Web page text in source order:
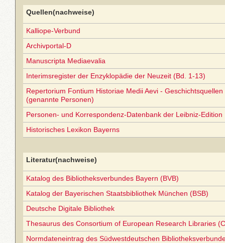
Quellen(nachweise)
Kalliope-Verbund
Archivportal-D
Manuscripta Mediaevalia
Interimsregister der Enzyklopädie der Neuzeit (Bd. 1-13)
Repertorium Fontium Historiae Medii Aevi -
(genannte Personen)
Personen- und Korrespondenz-Datenbank der Leibniz-Edition
Historisches Lexikon Bayerns
Literatur(nachweise)
Katalog des Bibliotheksverbundes Bayern (BVB)
Katalog der Bayerischen Staatsbibliothek München (BSB)
Deutsche Digitale Bibliothek
Thesaurus des Consortium of European Research Libraries
Normdateneintrag des Südwestdeutschen